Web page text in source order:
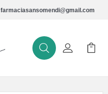
farmaciasansomendi@gmail.com
BuscarMi Cuenta
Mi